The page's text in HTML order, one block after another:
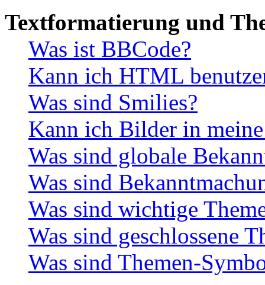
Textformatierung und
Was ist BBCode?
Kann ich HTML
Was sind Smilies?
Kann ich Bilder in
Was sind globale
Was sind
Was sind wichtige
Was sind geschlossene
Was sind Themen-